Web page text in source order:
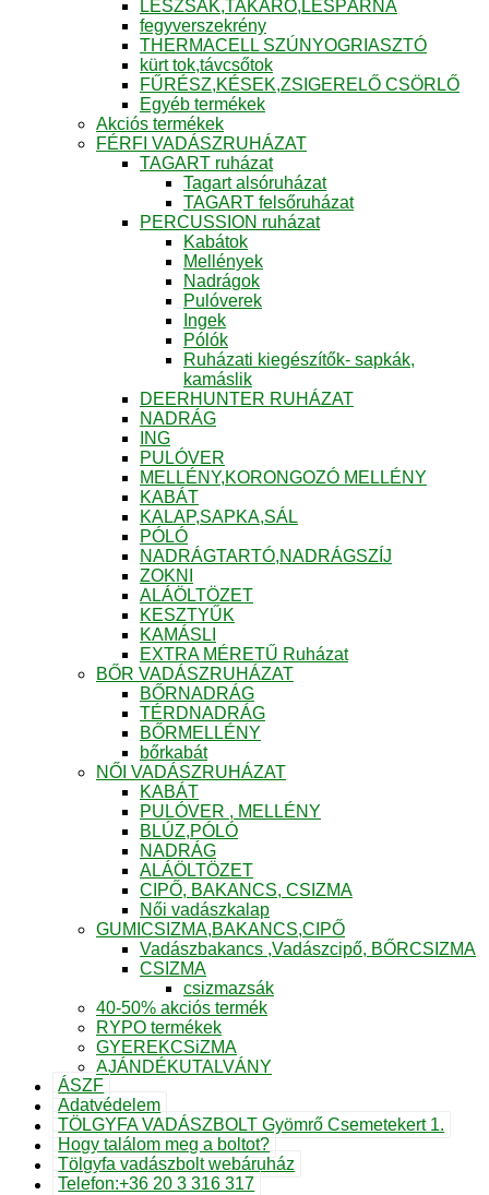
LESZSÁK,TAKARÓ,LESPÁRNA
fegyverszekrény
THERMACELL SZÚNYOGRIASZTÓ
kürt tok,távcsőtok
FŰRÉSZ,KÉSEK,ZSIGERELŐ CSÖRLŐ
Egyéb termékek
Akciós termékek
FÉRFI VADÁSZRUHÁZAT
TAGART ruházat
Tagart alsóruházat
TAGART felsőruházat
PERCUSSION ruházat
Kabátok
Mellények
Nadrágok
Pulóverek
Ingek
Pólók
Ruházati kiegészítők- sapkák,
kamáslik
DEERHUNTER RUHÁZAT
NADRÁG
ING
PULÓVER
MELLÉNY,KORONGOZÓ MELLÉNY
KABÁT
KALAP,SAPKA,SÁL
PÓLÓ
NADRÁGTARTÓ,NADRÁGSZÍJ
ZOKNI
ALÁÖLTÖZET
KESZTYŰK
KAMÁSLI
EXTRA MÉRETŰ Ruházat
BŐR VADÁSZRUHÁZAT
BŐRNADRÁG
TÉRDNADRÁG
BŐRMELLÉNY
bőrkabát
NŐI VADÁSZRUHÁZAT
KABÁT
PULÓVER , MELLÉNY
BLÚZ,PÓLÓ
NADRÁG
ALÁÖLTÖZET
CIPŐ, BAKANCS, CSIZMA
Női vadászkalap
GUMICSIZMA,BAKANCS,CIPŐ
Vadászbakancs ,Vadászcipő, BŐRCSIZMA
CSIZMA
csizmazsák
40-50% akciós termék
RYPO termékek
GYEREKCSiZMA
AJÁNDÉKUTALVÁNY
ÁSZF
Adatvédelem
TÖLGYFA VADÁSZBOLT Gyömrő Csemetekert 1.
Hogy találom meg a boltot?
Tölgyfa vadászbolt webáruház
Telefon:+36 20 3 316 317